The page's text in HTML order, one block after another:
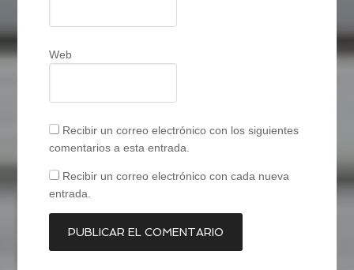
Web
Recibir un correo electrónico con los siguientes
comentarios a esta entrada.
Recibir un correo electrónico con cada nueva
entrada.